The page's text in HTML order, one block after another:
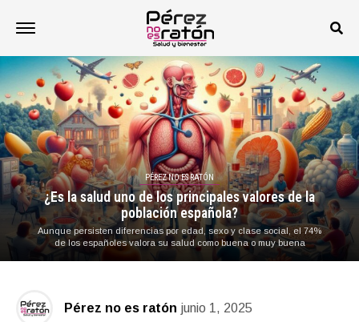
PÉREZ NO ES RATÓN
¿Es la salud uno de los principales valores de la
población española?
Aunque persisten diferencias por edad, sexo y clase social, el 74%
de los españoles valora su salud como buena o muy buena
Pérez no es ratón junio 1, 2025